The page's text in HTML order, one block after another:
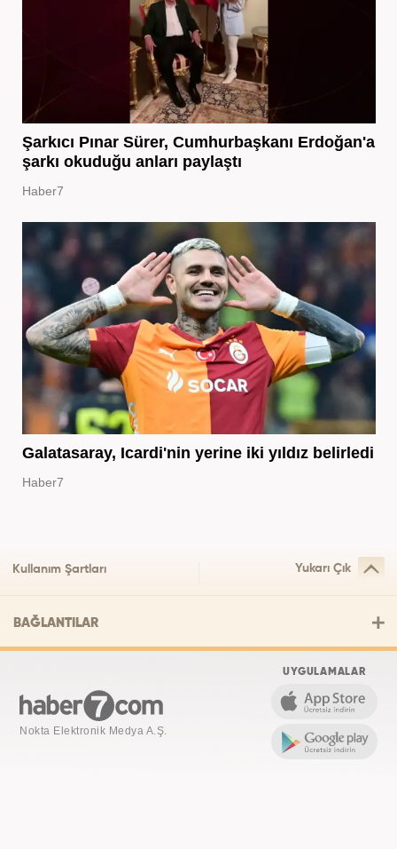
Şarkıcı Pınar Sürer, Cumhurbaşkanı Erdoğan'a
şarkı okuduğu anları paylaştı
Haber7
Galatasaray, Icardi'nin yerine iki yıldız belirledi
Haber7
Kullanım Şartları Yukarı Çık
BAĞLANTILAR
Nokta Elektronik Medya A.Ş.
UYGULAMALAR